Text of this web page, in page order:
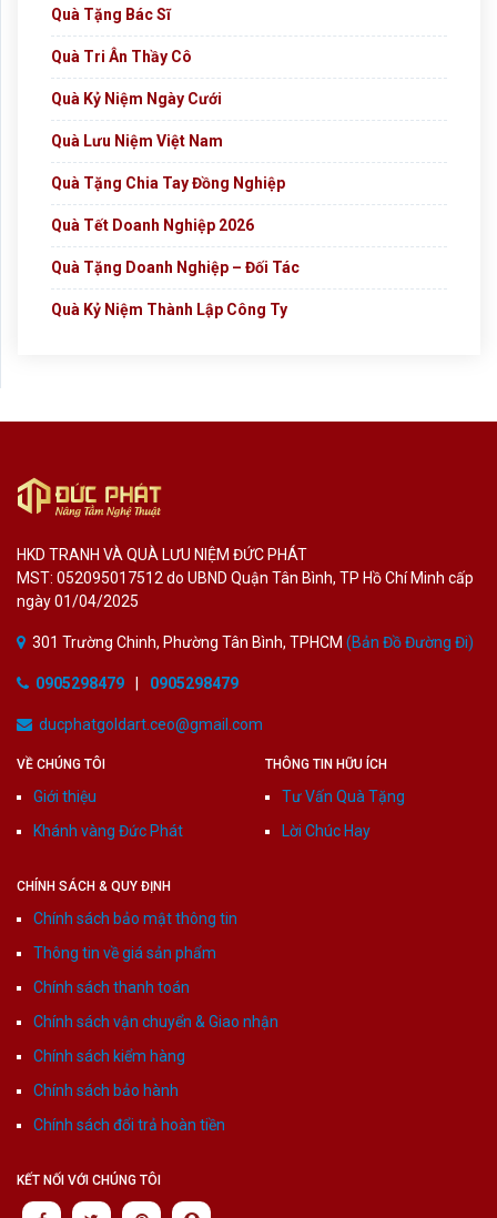
Quà Tặng Bác Sĩ
Quà Tri Ân Thầy Cô
Quà Kỷ Niệm Ngày Cưới
Quà Lưu Niệm Việt Nam
Quà Tặng Chia Tay Đồng Nghiệp
Quà Tết Doanh Nghiệp 2026
Quà Tặng Doanh Nghiệp – Đối Tác
Quà Kỷ Niệm Thành Lập Công Ty
HKD TRANH VÀ QUÀ LƯU NIỆM ĐỨC PHÁT
MST: 052095017512 do UBND Quận Tân Bình, TP Hồ Chí Minh cấp
ngày 01/04/2025
301 Trường Chinh, Phường Tân Bình, TPHCM (Bản Đồ Đường Đi)
0905298479 0905298479
ducphatgoldart.ceo@gmail.com
VỀ CHÚNG TÔI
Giới thiệu
Khánh vàng Đức Phát
THÔNG TIN HỮU ÍCH
Tư Vấn Quà Tặng
Lời Chúc Hay
CHÍNH SÁCH & QUY ĐỊNH
Chính sách bảo mật thông tin
Thông tin về giá sản phẩm
Chính sách thanh toán
Chính sách vận chuyển & Giao nhận
Chính sách kiểm hàng
Chính sách bảo hành
Chính sách đổi trả hoàn tiền
KẾT NỐI VỚI CHÚNG TÔI